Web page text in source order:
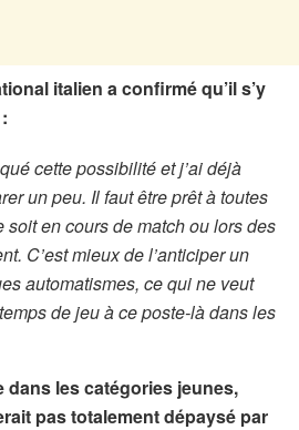
italien a confirmé qu’il s’y
cette possibilité et j’ai déjà
un peu. Il faut être prêt à toutes
en cours de match ou lors des
C’est mieux de l’anticiper un
automatismes, ce qui ne veut
de jeu à ce poste-là dans les
dans les catégories jeunes,
pas totalement dépaysé par